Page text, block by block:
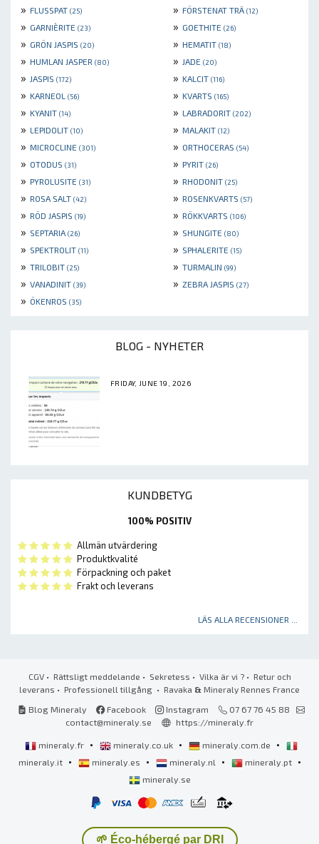
» FLUSSPAT (25) » FÖRSTENAT TRÄ (12)
» GARNIÈRITE (23) » GOETHITE (26)
» GRÖN JASPIS (20) » HEMATIT (18)
» HUMLAN JASPER (80) » JADE (20)
» JASPIS (172) » KALCIT (116)
» KARNEOL (56) » KVARTS (165)
» KYANIT (14) » LABRADORIT (202)
» LEPIDOLIT (10) » MALAKIT (12)
» MICROCLINE (301) » ORTHOCERAS (54)
» OTODUS (31) » PYRIT (26)
» PYROLUSITE (31) » RHODONIT (25)
» ROSA SALT (42) » ROSENKVARTS (57)
» RÖD JASPIS (19) » RÖKKVARTS (106)
» SEPTARIA (26) » SHUNGITE (80)
» SPEKTROLIT (11) » SPHALERITE (15)
» TRILOBIT (25) » TURMALIN (99)
» VANADINIT (39) » ZEBRA JASPIS (27)
» ÖKENROS (35)
BLOG - NYHETER
FRIDAY, JUNE 19, 2026
KUNDBETYG
100% POSITIV
Allmän utvärdering
Produktkvalité
Förpackning och paket
Frakt och leverans
LÄS ALLA RECENSIONER ...
CGV• Rättsligt meddelande • Sekretess • Vilka är vi ?• Retur och
leverans • Professionell tillgång • Ravaka & Mineraly Rennes France
Blog Mineraly
Facebook Instagram
07 67 76 45 88
contact@mineraly.se
https://mineraly.fr
mineraly.fr • mineraly.co.uk • mineraly.com.de •
mineraly.it • mineraly.es • mineraly.nl • mineraly.pt •
mineraly.se
🌱 Éco-hébergé par DRI